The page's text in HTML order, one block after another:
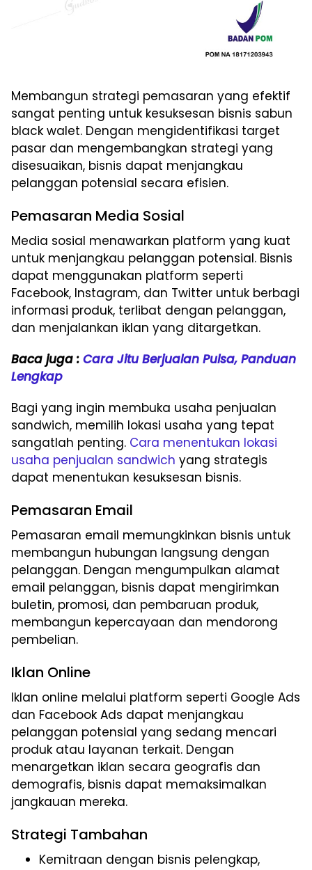
Membangun strategi pemasaran yang efektif
sangat penting untuk kesuksesan bisnis sabun
black walet. Dengan mengidentifikasi target
pasar dan mengembangkan strategi yang
disesuaikan, bisnis dapat menjangkau
pelanggan potensial secara efisien.
Pemasaran Media Sosial
Media sosial menawarkan platform yang kuat
untuk menjangkau pelanggan potensial. Bisnis
dapat menggunakan platform seperti
Facebook, Instagram, dan Twitter untuk berbagi
informasi produk, terlibat dengan pelanggan,
dan menjalankan iklan yang ditargetkan.
Baca juga : Cara Jitu Berjualan Pulsa, Panduan
Lengkap
Bagi yang ingin membuka usaha penjualan
sandwich, memilih lokasi usaha yang tepat
sangatlah penting. Cara menentukan lokasi
usaha penjualan sandwich yang strategis
dapat menentukan kesuksesan bisnis.
Pemasaran Email
Pemasaran email memungkinkan bisnis untuk
membangun hubungan langsung dengan
pelanggan. Dengan mengumpulkan alamat
email pelanggan, bisnis dapat mengirimkan
buletin, promosi, dan pembaruan produk,
membangun kepercayaan dan mendorong
pembelian.
Iklan Online
Iklan online melalui platform seperti Google Ads
dan Facebook Ads dapat menjangkau
pelanggan potensial yang sedang mencari
produk atau layanan terkait. Dengan
menargetkan iklan secara geografis dan
demografis, bisnis dapat memaksimalkan
jangkauan mereka.
Strategi Tambahan
Kemitraan dengan bisnis pelengkap,